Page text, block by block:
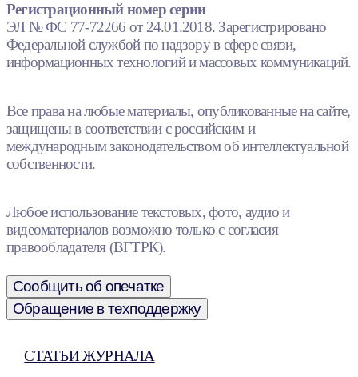
Регистрационный номер серии
ЭЛ № ФС 77-72266 от 24.01.2018. Зарегистрировано
Федеральной службой по надзору в сфере связи,
информационных технологий и массовых коммуникаций.
Все права на любые материалы, опубликованные на сайте,
защищены в соответствии с российским и
международным законодательством об интеллектуальной
собственности.
Любое использование текстовых, фото, аудио и
видеоматериалов возможно только с согласия
правообладателя (ВГТРК).
Сообщить об опечатке
Обращение в техподдержку
СТАТЬИ ЖУРНАЛА